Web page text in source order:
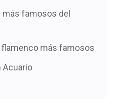
famosos del
más famosos
Acuario